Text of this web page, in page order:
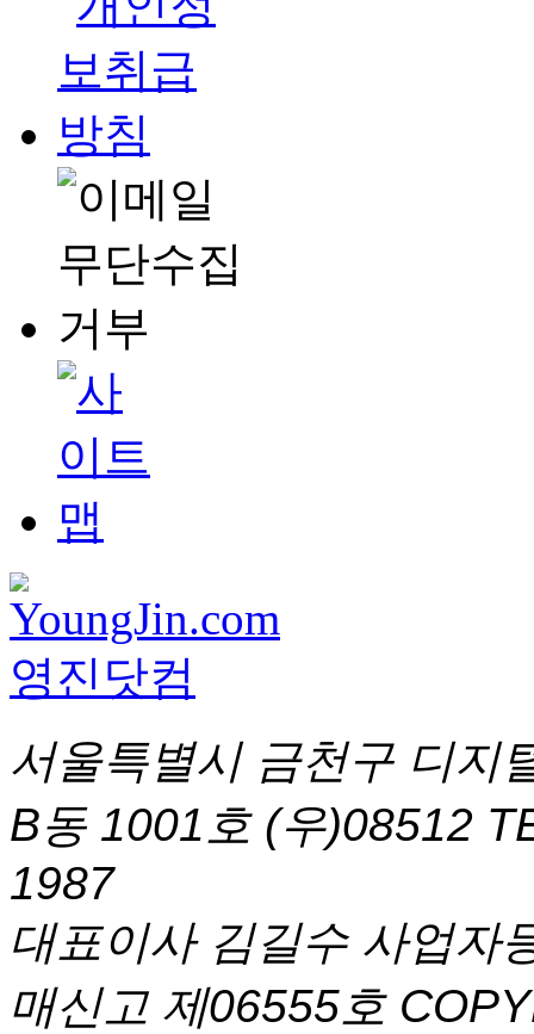
서울특별시 금천구 디지
B동 1001호 (우)08512
1987
대표이사 김길수 사업자
매신고 제06555호